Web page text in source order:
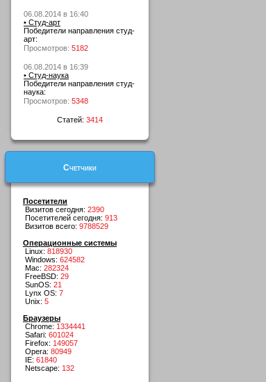
06.08.2014 в 16:40
• Студ-арт
Победители направления студ-
арт:
Просмотров: 5182
06.08.2014 в 16:39
• Студ-наука
Победители направления студ-
наука:
Просмотров: 5348
Статей: 3414
Счетчики
Посетители
Визитов сегодня: 2390
Посетителей сегодня: 913
Визитов всего: 9788529
Операционные системы
Linux: 818930
Windows: 624582
Mac: 282324
FreeBSD: 29
SunOS: 21
Lynx OS: 7
Unix: 5
Браузеры
Chrome: 1334441
Safari: 601024
Firefox: 149057
Opera: 80949
IE: 61840
Netscape: 132